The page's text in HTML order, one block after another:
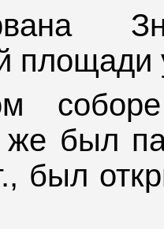
площади
же был
был